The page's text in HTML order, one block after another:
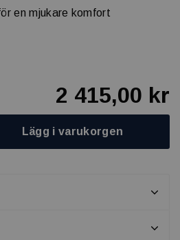
en mjukare komfort
2 415,00 kr
Lägg i varukorgen